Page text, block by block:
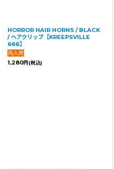
HORROR HAIR HORNS / BLACK
/ ヘアクリップ【KREEPSVILLE
666】
1,280円 (税込)